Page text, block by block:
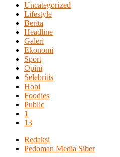
Uncategorized
Lifestyle
Berita
Headline
Galeri
Ekonomi
Sport
Opini
Selebritis
Hobi
Foodies
Public
1
13
Redaksi
Pedoman Media Siber